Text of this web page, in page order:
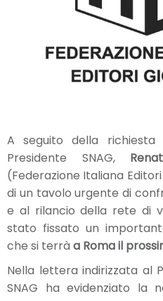
A seguito della
Presidente SNAG,
(Federazione Italiana
di un tavolo urgente di
e al rilancio della rete di
stato fissato un
che si terrà a Roma il
Nella lettera indirizzata al
SNAG ha evidenziato la